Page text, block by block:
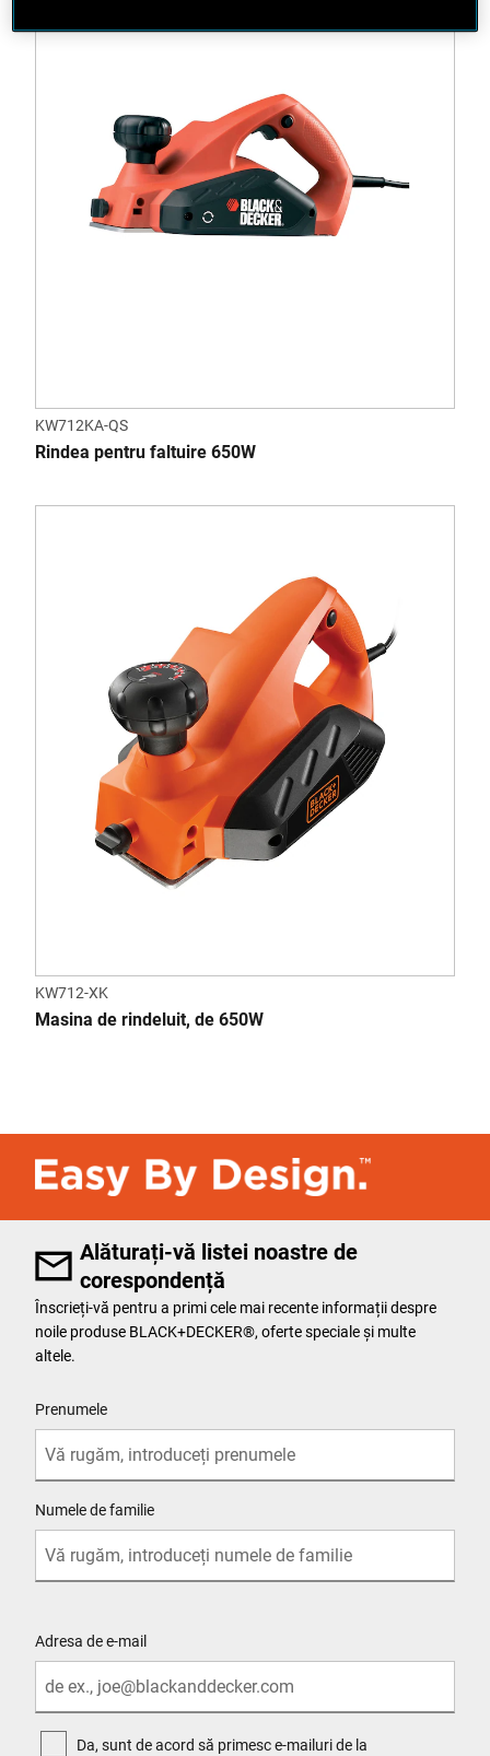
KW712KA-QS
Rindea pentru faltuire 650W
KW712-XK
Masina de rindeluit, de 650W
Alăturați-vă listei noastre de
corespondență
Înscrieți-vă pentru a primi cele mai recente informații despre
noile produse BLACK+DECKER®, oferte speciale și multe
altele.
Prenumele
Numele de familie
Adresa de e-mail
Da, sunt de acord să primesc e-mailuri de la